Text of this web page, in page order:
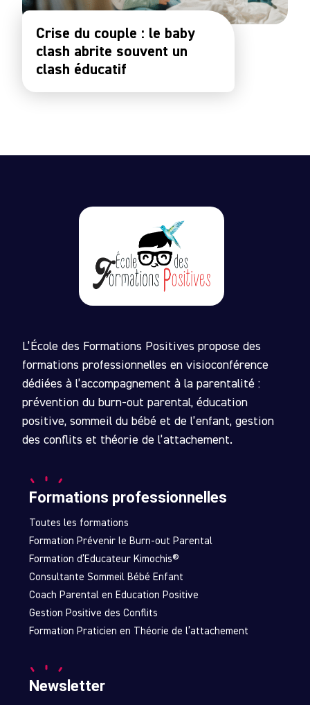
Crise du couple : le baby
clash abrite souvent un
clash éducatif
L’École des Formations Positives propose des
formations professionnelles en visioconférence
dédiées à l’accompagnement à la parentalité :
prévention du burn-out parental, éducation
positive, sommeil du bébé et de l’enfant, gestion
des conflits et théorie de l’attachement.
Formations professionnelles
Toutes les formations
Formation Prévenir le Burn-out Parental
Formation d’Educateur Kimochis®
Consultante Sommeil Bébé Enfant
Coach Parental en Education Positive
Gestion Positive des Conflits
Formation Praticien en Théorie de l’attachement
Newsletter